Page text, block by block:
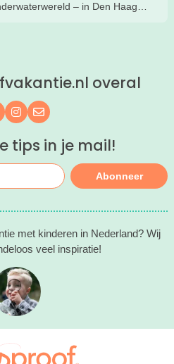
– in Den Haag
overal
ons op Facebook
Volg ons op Instagram
Mail ons
tips in je mail!
Abonneer
met kinderen in Nederland? Wij
veel inspiratie!